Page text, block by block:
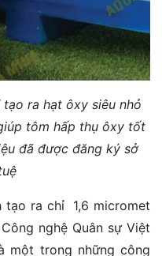
ra hạt ôxy siêu nhỏ
tôm hấp thụ ôxy tốt
đã được đăng ký sở
ra chỉ 1,6 micromet
nghệ Quân sự Việt
một trong những công